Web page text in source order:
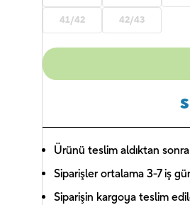
41/42 42/43
Ürünü teslim aldıktan
Siparişler ortalama 3-7 iş
Siparişin kargoya teslim